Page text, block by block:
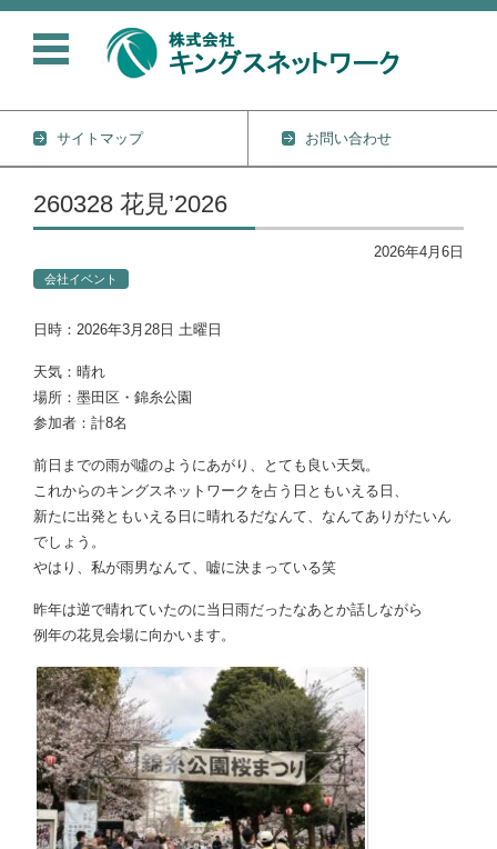
サイトマップ
お問い合わせ
コンテンツに移動
260328 花見’2026
2026年4月6日
会社イベント
日時：2026年3月28日 土曜日
天気：晴れ
場所：墨田区・錦糸公園
参加者：計8名
前日までの雨が噓のようにあがり、とても良い天気。
これからのキングスネットワークを占う日ともいえる日、
新たに出発ともいえる日に晴れるだなんて、なんてありがたいん
でしょう。
やはり、私が雨男なんて、嘘に決まっている笑
昨年は逆で晴れていたのに当日雨だったなあとか話しながら
例年の花見会場に向かいます。